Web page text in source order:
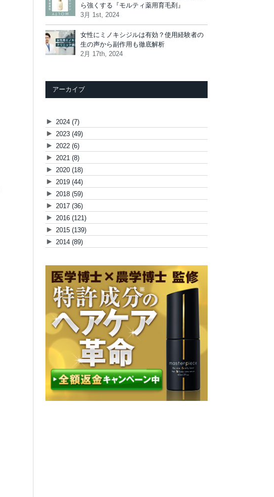
ら強くする『モルティ薬用育毛剤』
3月 1st, 2024
女性にミノキシジルは有効？使用経験者の
生の声から副作用も徹底解析
2月 17th, 2024
アーカイブ
► 2024 (7)
► 2023 (49)
► 2022 (6)
► 2021 (8)
► 2020 (18)
► 2019 (44)
► 2018 (59)
► 2017 (36)
► 2016 (121)
► 2015 (139)
► 2014 (89)